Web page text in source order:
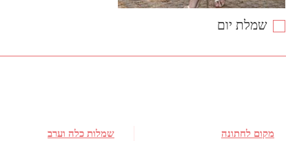
שמלת יום
מקום לחתונה שמלות כלה וערב